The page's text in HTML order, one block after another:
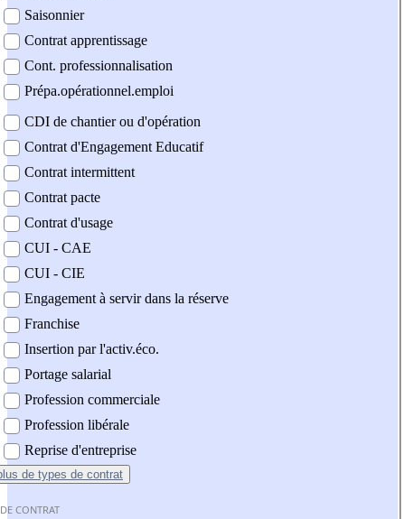
Saisonnier
Contrat apprentissage
Cont. professionnalisation
Prépa.opérationnel.emploi
CDI de chantier ou d'opération
Contrat d'Engagement Educatif
Contrat intermittent
Contrat pacte
Contrat d'usage
CUI - CAE
CUI - CIE
Engagement à servir dans la réserve
Franchise
Insertion par l'activ.éco.
Portage salarial
Profession commerciale
Profession libérale
Reprise d'entreprise
de types de contrat
CONTRAT